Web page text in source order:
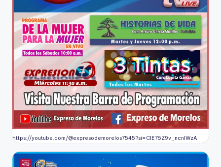
https://youtube.com/@expresodemorelos7545?si=CIE76Z9v_ncnlWzA